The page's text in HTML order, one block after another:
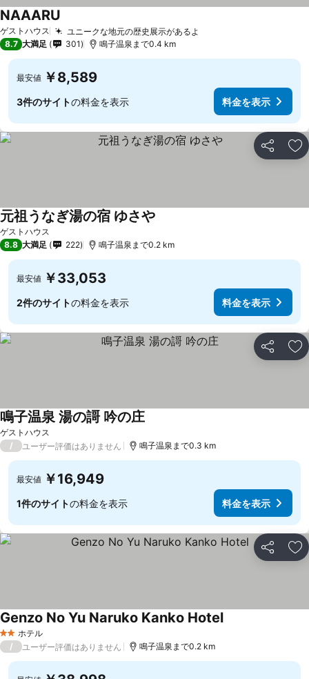
ゲストハウス ユニークな地元の歴史展示があるよ
NAAARU
8.7 大満足 301 鳴子温泉まで0.4 km
最安値 ￥8,589
3件のサイトの料金を表示 料金を表示
シェア お
ゲストハウス
元祖うなぎ湯の宿 ゆさや
8.8 大満足 222 鳴子温泉まで0.2 km
最安値 ￥33,053
2件のサイトの料金を表示 料金を表示
シェア お
ゲストハウス
鳴子温泉 湯の謌 吟の庄
/ ユーザー評価はありません 鳴子温泉まで0.3 km
最安値 ￥16,949
1件のサイトの料金を表示 料金を表示
シェア お
2 ホテルのランク
ホテル
Genzo No Yu Naruko Kanko Hotel
/ ユーザー評価はありません 鳴子温泉まで0.2 km